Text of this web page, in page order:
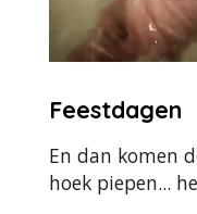
Feestdagen
En dan komen
hoek piepen...